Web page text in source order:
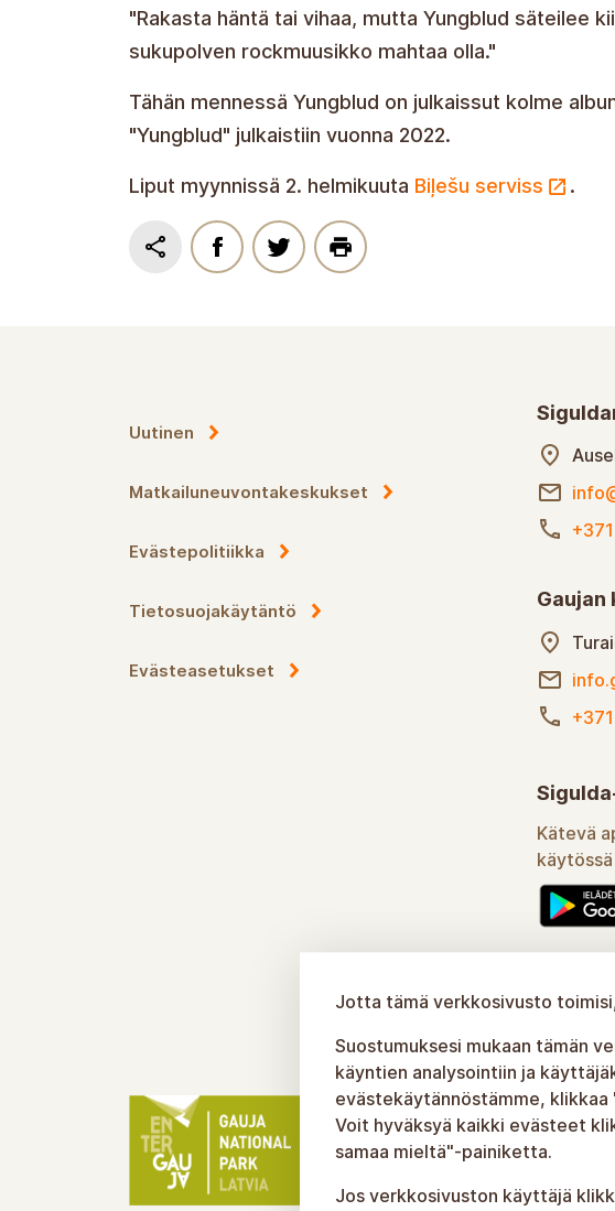
"Rakasta häntä tai vihaa, mutta Yungblud säteilee
sukupolven rockmuusikko mahtaa olla."
Tähän mennessä Yungblud on julkaissut kolme
"Yungblud" julkaistiin vuonna 2022.
Liput myynnissä 2. helmikuuta Biļešu serviss .
Uutinen
Matkailuneuvontakeskukset
Evästepolitiikka
Tietosuojakäytäntö
Evästeasetukset
Kätevä
käytössä
Jotta tämä verkkosivusto
Suostumuksesi mukaan tämän
käyntien analysointiin ja
evästekäytännöstämme,
Voit hyväksyä kaikki evästeet
samaa mieltä"-painiketta.
Jos verkkosivuston käyttäjä